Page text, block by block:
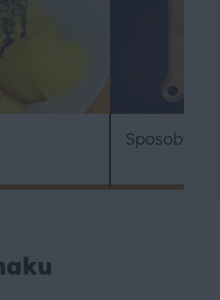
Sposoby na